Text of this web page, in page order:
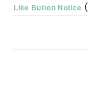
Like Button Notice (